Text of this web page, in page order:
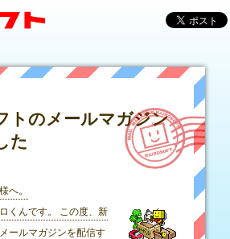
トのメールマガジン
た
へ。
くんです。 この度、新
ールマガジンを配信す